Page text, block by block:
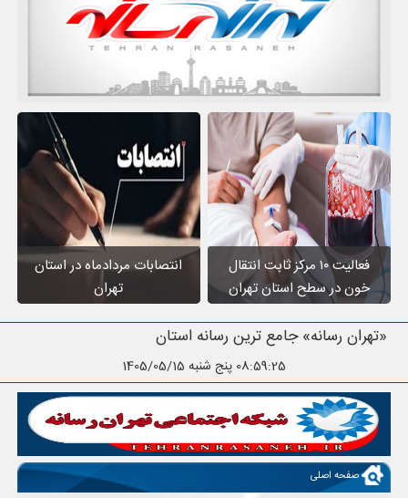
فعالیت ۱۰ مرکز ثابت انتقال
خون در سطح استان تهران
انتصابات مردادماه در استان
تهران
«تهران رسانه» جامع ترین رسانه استان تهران
08:59:26 پنج شنبه 1405/05/15
صفحه اصلی